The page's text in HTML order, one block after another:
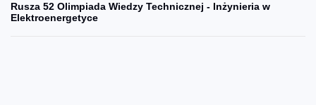
Rusza 52 Olimpiada Wiedzy Technicznej - Inżynieria w
Elektroenergetyce